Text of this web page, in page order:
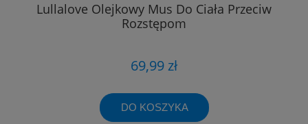
Lullalove Olejkowy Mus Do Ciała Przeciw
Rozstępom
69,99 zł
DO KOSZYKA